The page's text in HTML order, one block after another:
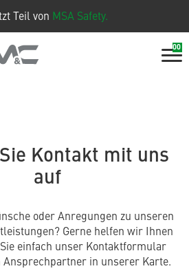
Teil von MSA Safety.
00
Kontakt mit uns
auf
oder Anregungen zu unseren
Gerne helfen wir Ihnen
einfach unser Kontaktformular
Ansprechpartner in unserer Karte.